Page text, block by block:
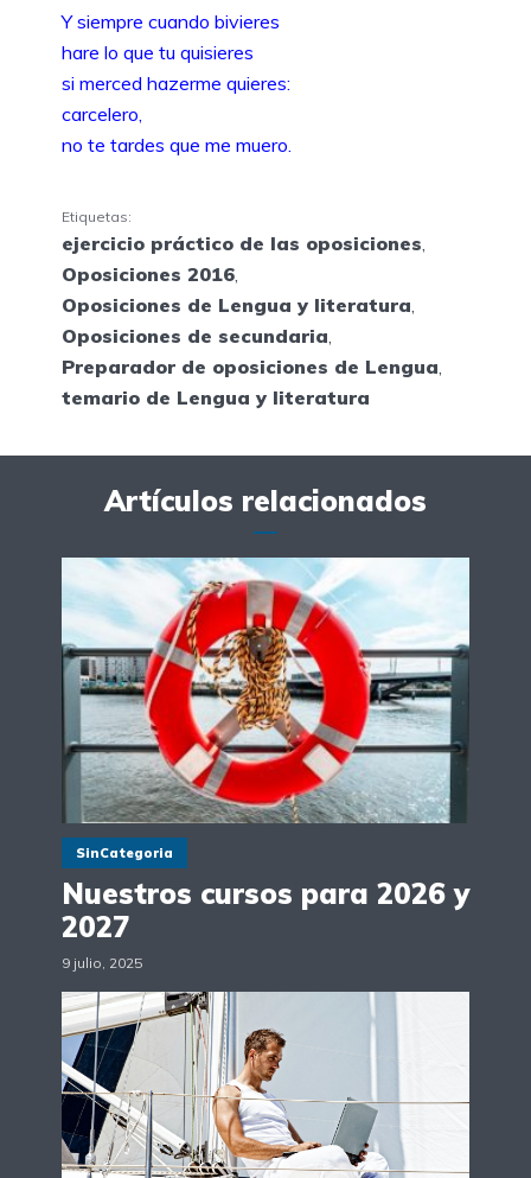
Y siempre cuando bivieres
hare lo que tu quisieres
si merced hazerme quieres:
carcelero,
no te tardes que me muero.
Etiquetas:
ejercicio práctico de las oposiciones,
Oposiciones 2016,
Oposiciones de Lengua y literatura,
Oposiciones de secundaria,
Preparador de oposiciones de Lengua,
temario de Lengua y literatura
Artículos relacionados
SinCategoria
Nuestros cursos para 2026 y
2027
9 julio, 2025